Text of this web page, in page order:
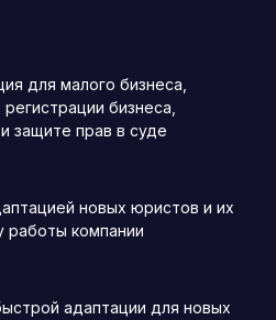
для малого бизнеса,
бизнеса,
защите прав в суде
новых юристов и их
работы компании
адаптации для новых